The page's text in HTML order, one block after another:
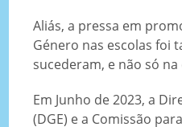
Aliás, a pressa em
Género nas escolas foi
sucederam, e não só
Em Junho de 2023, a
(DGE) e a Comissão